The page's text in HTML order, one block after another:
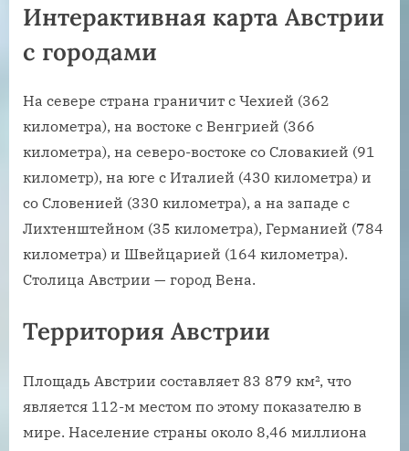
Интерактивная карта Австрии
с городами
На севере страна граничит с Чехией (362
километра), на востоке с Венгрией (366
километра), на северо-востоке со Словакией (91
километр), на юге с Италией (430 километра) и
со Словенией (330 километра), а на западе с
Лихтенштейном (35 километра), Германией (784
километра) и Швейцарией (164 километра).
Столица Австрии — город Вена.
Территория Австрии
Площадь Австрии составляет 83 879 км², что
является 112-м местом по этому показателю в
мире. Население страны около 8,46 миллиона